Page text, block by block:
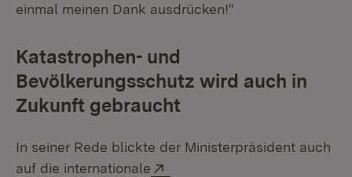
einmal meinen Dank ausdrücken!“
Katastrophen- und
Bevölkerungsschutz wird auch in
Zukunft gebraucht
In seiner Rede blickte der Ministerpräsident auch
auf die internationale